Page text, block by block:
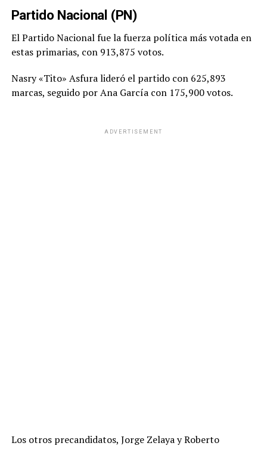
Partido Nacional (PN)
El Partido Nacional fue la fuerza política más votada en
estas primarias, con 913,875 votos.
Nasry «Tito» Asfura lideró el partido con 625,893
marcas, seguido por Ana García con 175,900 votos.
ADVERTISEMENT
Los otros precandidatos, Jorge Zelaya y Roberto